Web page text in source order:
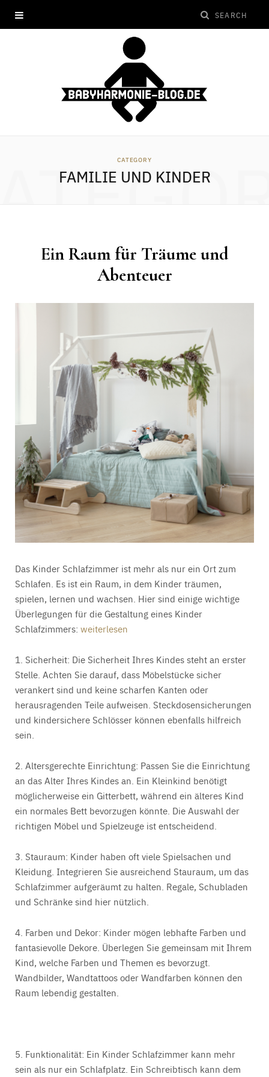
CATEGORY
FAMILIE UND KINDER
Ein Raum für Träume und
Abenteuer
Das Kinder Schlafzimmer ist mehr als nur ein Ort zum
Schlafen. Es ist ein Raum, in dem Kinder träumen,
spielen, lernen und wachsen. Hier sind einige wichtige
Überlegungen für die Gestaltung eines Kinder
Schlafzimmers: weiterlesen
1. Sicherheit: Die Sicherheit Ihres Kindes steht an erster
Stelle. Achten Sie darauf, dass Möbelstücke sicher
verankert sind und keine scharfen Kanten oder
herausragenden Teile aufweisen. Steckdosensicherungen
und kindersichere Schlösser können ebenfalls hilfreich
sein.
2. Altersgerechte Einrichtung: Passen Sie die Einrichtung
an das Alter Ihres Kindes an. Ein Kleinkind benötigt
möglicherweise ein Gitterbett, während ein älteres Kind
ein normales Bett bevorzugen könnte. Die Auswahl der
richtigen Möbel und Spielzeuge ist entscheidend.
3. Stauraum: Kinder haben oft viele Spielsachen und
Kleidung. Integrieren Sie ausreichend Stauraum, um das
Schlafzimmer aufgeräumt zu halten. Regale, Schubladen
und Schränke sind hier nützlich.
4. Farben und Dekor: Kinder mögen lebhafte Farben und
fantasievolle Dekore. Überlegen Sie gemeinsam mit Ihrem
Kind, welche Farben und Themen es bevorzugt.
Wandbilder, Wandtattoos oder Wandfarben können den
Raum lebendig gestalten.
5. Funktionalität: Ein Kinder Schlafzimmer kann mehr
sein als nur ein Schlafplatz. Ein Schreibtisch kann dem